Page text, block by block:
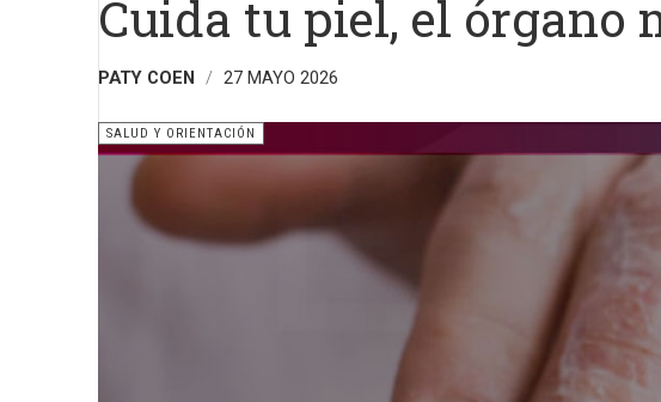
Cuida tu piel, el órgano
PATY COEN 27 MAYO 2026
SALUD Y ORIENTACIÓN